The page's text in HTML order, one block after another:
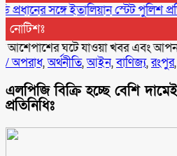
সঙ্গে ইতালিয়ান স্টেট পুলিশ
নোটিশঃ
ঘটে যাওয়া খবর এবং আপনার
/অপরাধ,অর্থনীতি,আইন,বাণিজ্য,রংপুর
এলপিজি বিক্রি হচ্ছে বেশি
প্রতিনিধিঃ